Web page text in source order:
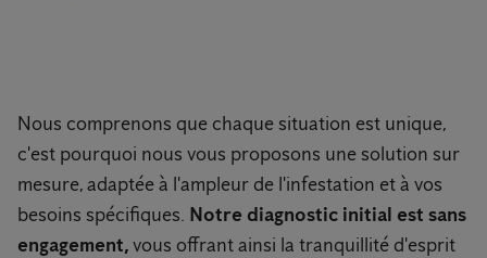
Nous comprenons que chaque situation est unique,
c'est pourquoi nous vous proposons une solution sur
mesure, adaptée à l'ampleur de l'infestation et à vos
besoins spécifiques. Notre diagnostic initial est sans
engagement,vous offrant ainsi la tranquillité d'esprit